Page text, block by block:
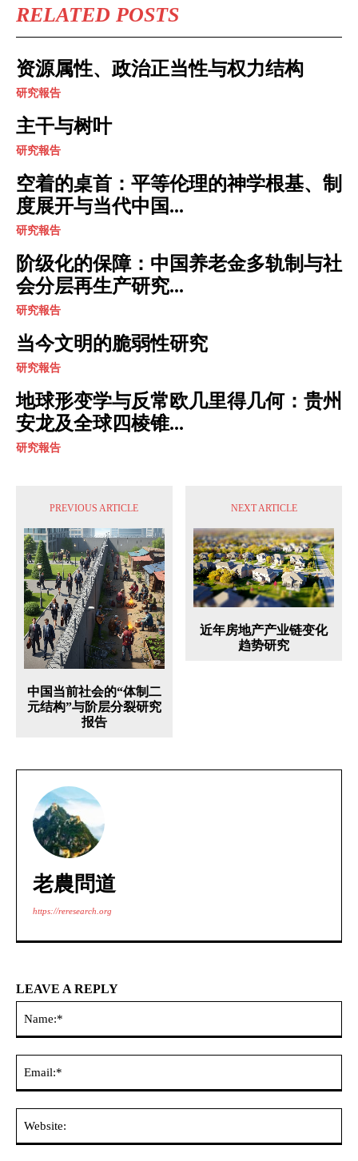
RELATED POSTS
资源属性、政治正当性与权力结构
研究報告
主干与树叶
研究報告
空着的桌首：平等伦理的神学根基、制
度展开与当代中国...
研究報告
阶级化的保障：中国养老金多轨制与社
会分层再生产研究...
研究報告
当今文明的脆弱性研究
研究報告
地球形变学与反常欧几里得几何：贵州
安龙及全球四棱锥...
研究報告
PREVIOUS ARTICLE
中国当前社会的“体制二
元结构”与阶层分裂研究
报告
NEXT ARTICLE
近年房地产产业链变化
趋势研究
老農問道
https://reresearch.org
LEAVE A REPLY